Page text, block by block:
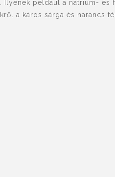
például a nátrium- és
a káros sárga és narancs